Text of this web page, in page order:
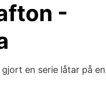
-
gjort en serie låtar på